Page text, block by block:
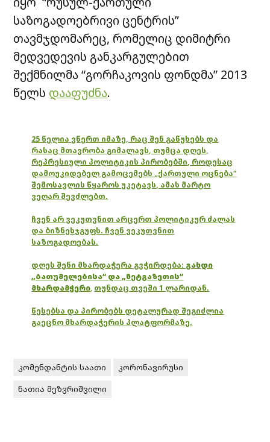
საზოგადოებრივი ცენტრის”
თავმჯდომარეც, რომელიც დიმიტრი
მედვედევის განკარგულებით
შექმნილმა “გორჩაკოვის ფონდმა” 2013
წელს დააფუძნა.
25 წელია ვწერთ იმაზე, რაც შენ გაწუხებს და
რასაც მთავრობა გიმალავს, თუმცა დღეს,
რეპრესიული პოლიტიკის პირობებში, როდესაც
დამოუკიდებელ გამოცემებს „ქართული ოცნება“
შემოსავლის წყაროს უკეტავს, ამას მარტო
ვეღარ შევძლებთ.
ჩვენ არ ვეკუთვნით არცერთ პოლიტიკურ ძალას
და ბიზნესჯგუფს. ჩვენ ვეკუთვნით
საზოგადოებას.
დღეს შენი მხარდაჭერა გვჭირდება: გახდი
„ბათუმელებისა“ და „ნეტგაზეთის“
მხარდამჭერი, თუნდაც თვეში 1 ლარიდან.
წესებსა და პირობებს დეტალურად შეგიძლია
გაეცნო მხარდაჭერის პლატფორმაზე.
კომენდანტის საათი
კორონავირუსი
ნათია მეზვრიშვილი